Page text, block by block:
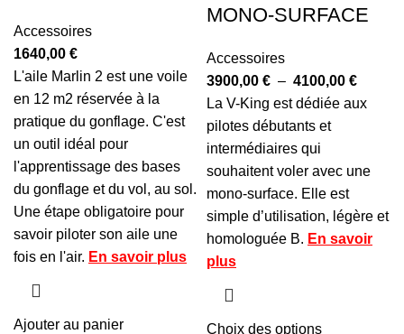
Accessoires
1640,00 €
L'aile Marlin 2 est une voile
en 12 m2 réservée à la
pratique du gonflage. C'est
un outil idéal pour
l'apprentissage des bases
du gonflage et du vol, au sol.
Une étape obligatoire pour
savoir piloter son aile une
fois en l'air. En savoir plus
Ajouter au panier
MONO-SURFACE
Accessoires
3900,00 € – 4100,00 €
La V-King est dédiée aux
pilotes débutants et
intermédiaires qui
souhaitent voler avec une
mono-surface. Elle est
simple d’utilisation, légère et
homologuée B. En savoir
plus
Choix des options